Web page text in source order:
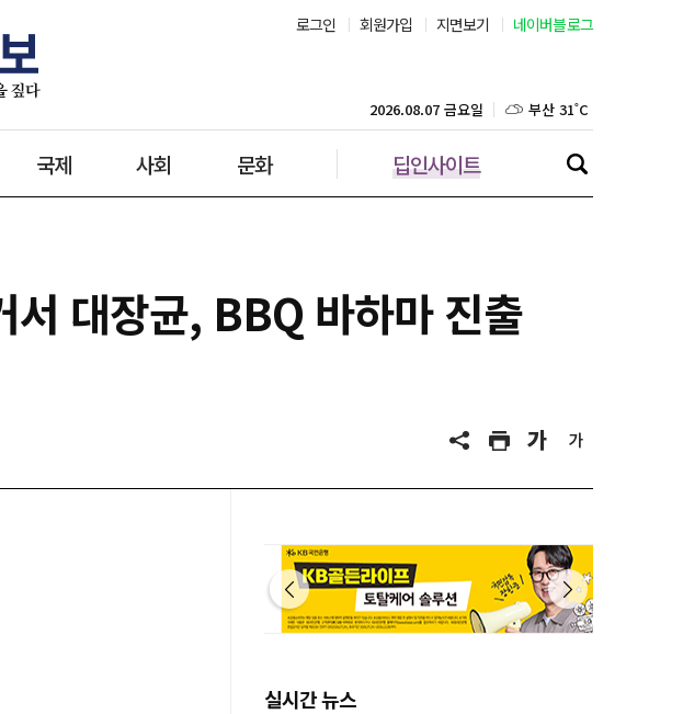
로그인 회원가입 지면보기 네이버블로그
국제 사회 문화 딥인사이트
2026.08.07 금요일 대구 36˚C
인천 32˚C
제주 31˚C
대장균, BBQ 바하마 진출
실시간 뉴스